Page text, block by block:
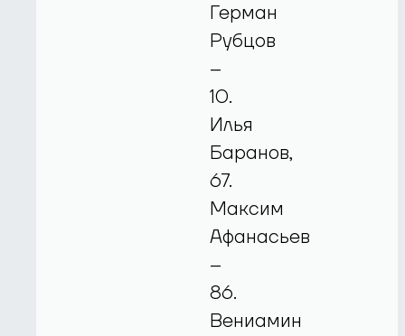
Герман
Рубцов
–
10.
Илья
Баранов,
67.
Максим
Афанасьев
–
86.
Вениамин